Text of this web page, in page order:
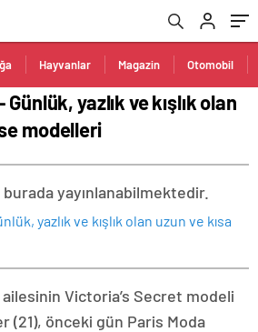
Hayvanlar Magazin Otomobil
yazlık ve kışlık olan
modelleri
burada yayınlanabilmektedir.
Victoria’s Secret modeli
(21), önceki gün Paris Moda